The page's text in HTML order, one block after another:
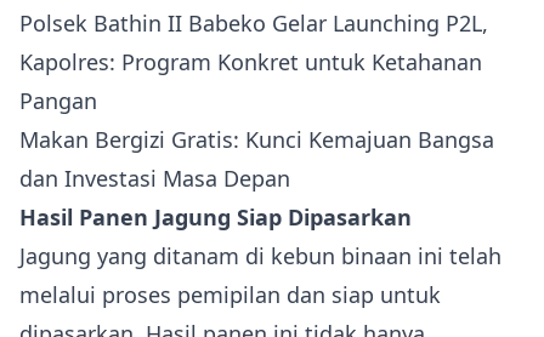
Polsek Bathin II Babeko Gelar Launching P2L,
Kapolres: Program Konkret untuk Ketahanan
Pangan
Makan Bergizi Gratis: Kunci Kemajuan Bangsa
dan Investasi Masa Depan
Hasil Panen Jagung Siap Dipasarkan
Jagung yang ditanam di kebun binaan ini telah
melalui proses pemipilan dan siap untuk